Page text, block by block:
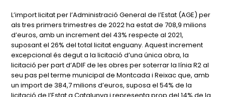
L’import licitat per l’Administració General de l’Estat (AGE) per
als tres primers trimestres de 2022 ha estat de 708,9 milions
d’euros, amb un increment del 43% respecte al 2021,
suposant el 26% del total licitat enguany. Aquest increment
excepcional és degut a la licitació d’una única obra, la
licitació per part d’ADIF de les obres per soterrar la línia R2 al
seu pas pel terme municipal de Montcada i Reixac que, amb
un import de 384,7 milions d’euros, suposa el 54% de la